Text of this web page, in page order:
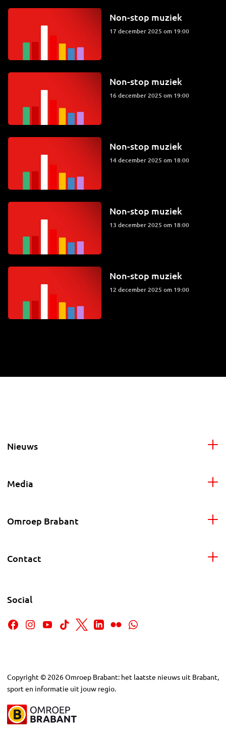
Non-stop muziek
17 december 2025 om 19:00
Non-stop muziek
16 december 2025 om 19:00
Non-stop muziek
14 december 2025 om 18:00
Non-stop muziek
13 december 2025 om 18:00
Non-stop muziek
12 december 2025 om 19:00
Nieuws
Media
Omroep Brabant
Contact
Social
Copyright © 2026Omroep Brabant: het laatste nieuws uit Brabant,
sport en informatie uit jouw regio.